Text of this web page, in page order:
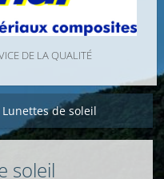
DE LA QUALITÉ
Lunettes de soleil
soleil